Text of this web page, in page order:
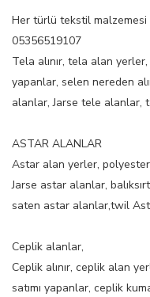
Her türlü tekstil malzemesi
05356519107
Tela alınır, tela alan
yapanlar, selen nereden
alanlar, Jarse tele alanlar,
ASTAR ALANLAR
Astar alan yerler,
Jarse astar alanlar,
saten astar alanlar,twil
Ceplik alanlar,
Ceplik alınır, ceplik alan
satımı yapanlar, ceplik